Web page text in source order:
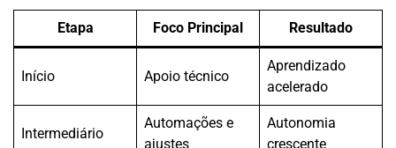
Etapa Foco Principal Resultado
Início Apoio técnico
Aprendizado
acelerado
Intermediário
Automações e
ajustes
Autonomia
crescente